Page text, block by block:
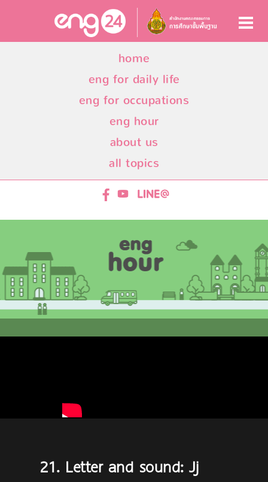
home
eng for daily life
eng for occupations
eng hour
about us
all topics
21. Letter and sound: Jj